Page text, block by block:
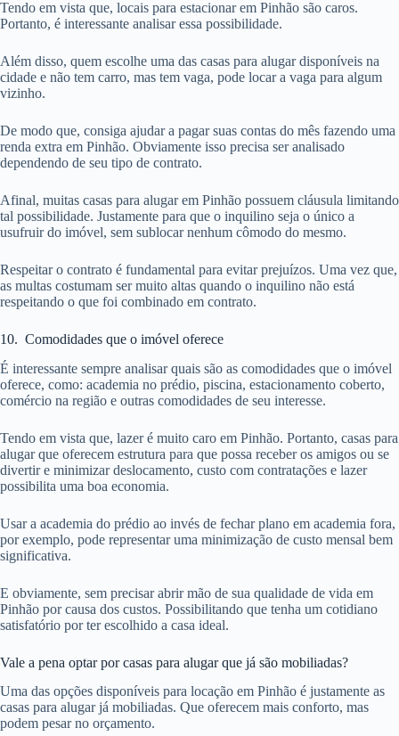
Tendo em vista que, locais para estacionar em Pinhão são caros.
Portanto, é interessante analisar essa possibilidade.
Além disso, quem escolhe uma das casas para alugar disponíveis na
cidade e não tem carro, mas tem vaga, pode locar a vaga para algum
vizinho.
De modo que, consiga ajudar a pagar suas contas do mês fazendo uma
renda extra em Pinhão. Obviamente isso precisa ser analisado
dependendo de seu tipo de contrato.
Afinal, muitas casas para alugar em Pinhão possuem cláusula limitando
tal possibilidade. Justamente para que o inquilino seja o único a
usufruir do imóvel, sem sublocar nenhum cômodo do mesmo.
Respeitar o contrato é fundamental para evitar prejuízos. Uma vez que,
as multas costumam ser muito altas quando o inquilino não está
respeitando o que foi combinado em contrato.
10. Comodidades que o imóvel oferece
É interessante sempre analisar quais são as comodidades que o imóvel
oferece, como: academia no prédio, piscina, estacionamento coberto,
comércio na região e outras comodidades de seu interesse.
Tendo em vista que, lazer é muito caro em Pinhão. Portanto, casas para
alugar que oferecem estrutura para que possa receber os amigos ou se
divertir e minimizar deslocamento, custo com contratações e lazer
possibilita uma boa economia.
Usar a academia do prédio ao invés de fechar plano em academia fora,
por exemplo, pode representar uma minimização de custo mensal bem
significativa.
E obviamente, sem precisar abrir mão de sua qualidade de vida em
Pinhão por causa dos custos. Possibilitando que tenha um cotidiano
satisfatório por ter escolhido a casa ideal.
Vale a pena optar por casas para alugar que já são mobiliadas?
Uma das opções disponíveis para locação em Pinhão é justamente as
casas para alugar já mobiliadas. Que oferecem mais conforto, mas
podem pesar no orçamento.